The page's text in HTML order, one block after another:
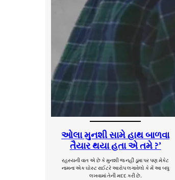
ઓલા મુનશી સામે હાથ બાળવા
તૈયાર થયા હતા એ તમે ?’
રહસ્યની વાત એ છે કે મુનશી જ નહીં ડૂમા પર પણ મેકેટ
નામના એક ઘોસ્ટ રાઈટરે આરોપ લગાવેલો કે મેં આ બધુ
લખવામાં તેની મદદ કરી છે.